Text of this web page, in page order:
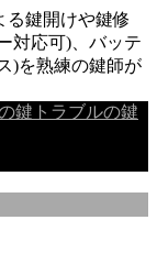
る鍵開けや鍵修
対応可)、バッテ
)を熟練の鍵師が